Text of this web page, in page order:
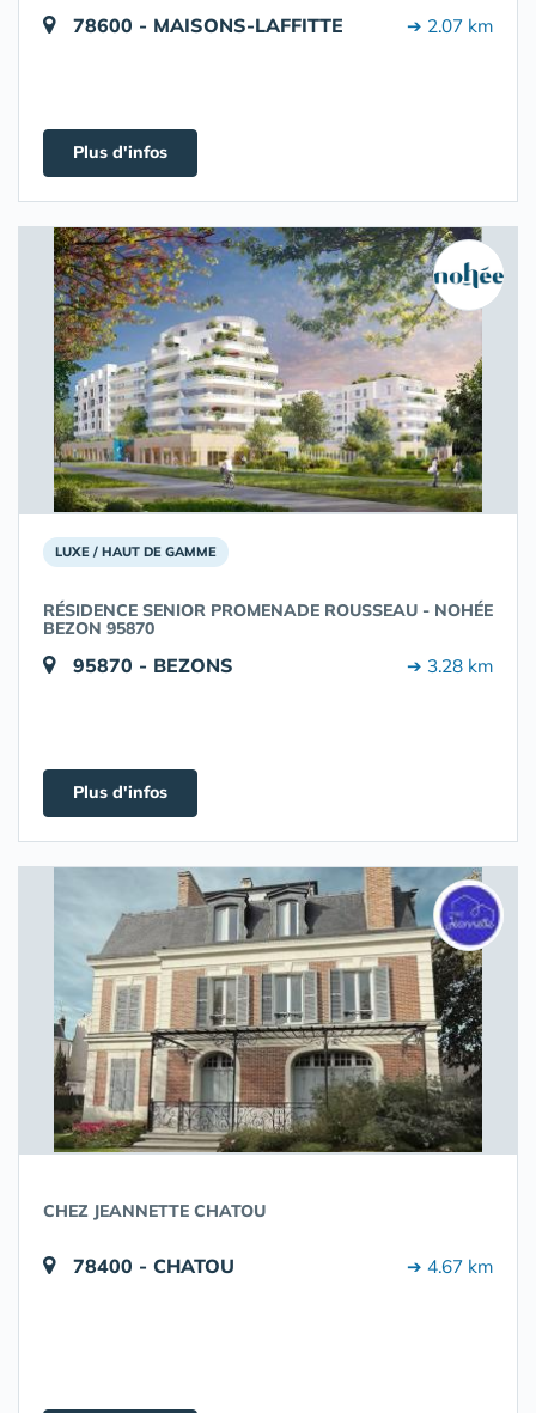
78600 - MAISONS-LAFFITTE ➔ 2.07 km
Plus d'infos
LUXE / HAUT DE GAMME
RÉSIDENCE SENIOR PROMENADE ROUSSEAU - NOHÉE
BEZON 95870
95870 - BEZONS ➔ 3.28 km
Plus d'infos
CHEZ JEANNETTE CHATOU
78400 - CHATOU ➔ 4.67 km